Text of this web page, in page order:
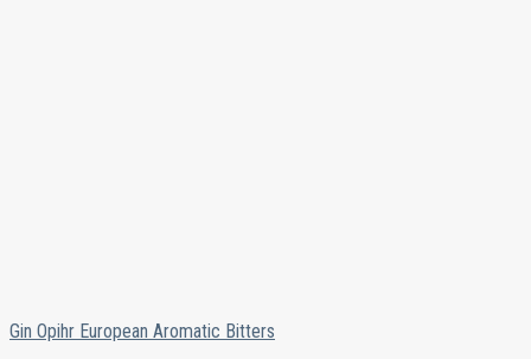
Gin Opihr European Aromatic Bitters